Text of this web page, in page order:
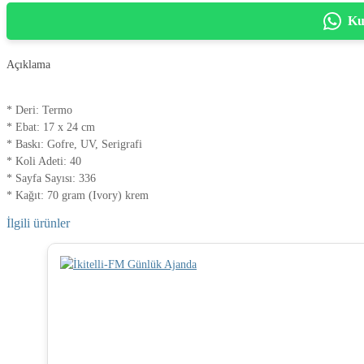
Açıklama
* Deri: Termo
* Ebat: 17 x 24 cm
* Baskı: Gofre, UV, Serigrafi
* Koli Adeti: 40
* Sayfa Sayısı: 336
* Kağıt: 70 gram (Ivory) krem
İlgili ürünler